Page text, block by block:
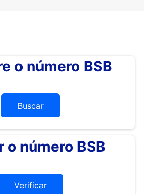
o número BSB
Buscar
o número BSB
Verificar